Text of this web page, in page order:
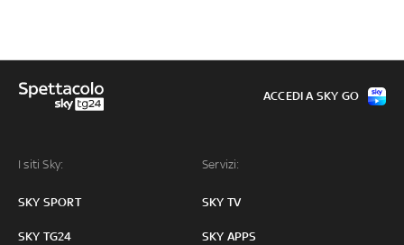
I siti Sky:
SKY SPORT
SKY TG24
Servizi:
SKY TV
SKY APPS
ACCEDI A SKY GO